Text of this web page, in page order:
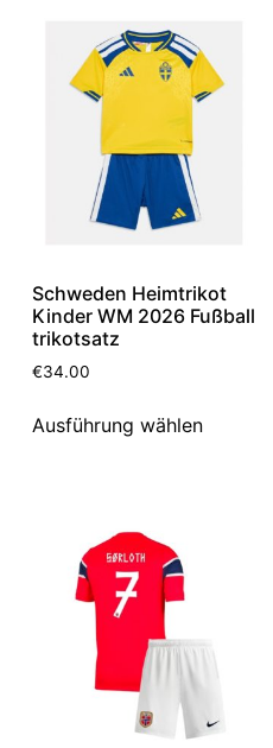
Schweden Heimtrikot
Kinder WM 2026 Fußball
trikotsatz
€34.00
Ausführung wählen